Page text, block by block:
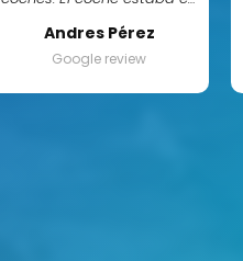
perfectas condiciones y
minutos conseguirlo. El
depósito fue de sólo 100€,
Andres Pérez
Google review